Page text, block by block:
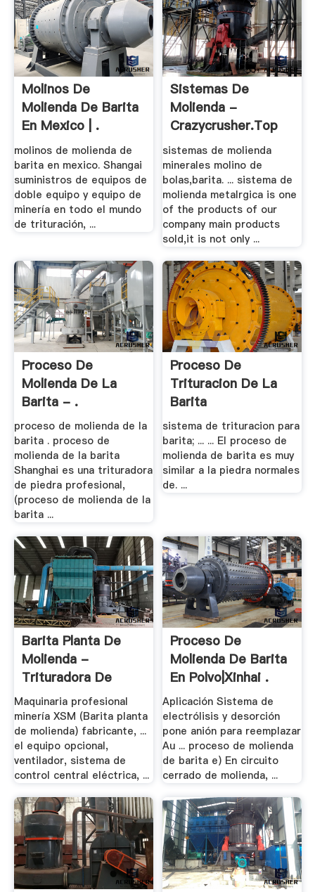
Molinos De
Molienda De Barita
En Mexico | .
molinos de molienda de
barita en mexico. Shangai
suministros de equipos de
doble equipo y equipo de
minería en todo el mundo
de trituración, ...
Sistemas De
Molienda -
Crazycrusher.top
sistemas de molienda
minerales molino de
bolas,barita. ... sistema de
molienda metalrgica is one
of the products of our
company main products
sold,it is not only ...
Proceso De
Molienda De La
Barita - .
proceso de molienda de la
barita . proceso de
molienda de la barita
Shanghai es una trituradora
de piedra profesional,
(proceso de molienda de la
barita ...
Proceso De
Trituracion De La
Barita
sistema de trituracion para
barita; ... ... El proceso de
molienda de barita es muy
similar a la piedra normales
de. ...
Barita Planta De
Molienda -
Trituradora De
China .
Maquinaria profesional
minería XSM (Barita planta
de molienda) fabricante, ...
el equipo opcional,
ventilador, sistema de
control central eléctrica, ...
Proceso De
Molienda De Barita
En Polvo|Xinhai .
Aplicación Sistema de
electrólisis y desorción
pone anión para reemplazar
Au ... proceso de molienda
de barita e) En circuito
cerrado de molienda, ...